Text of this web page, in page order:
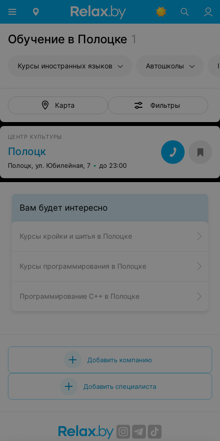
Обучение в Полоцке 1
Курсы иностранных языков Автошколы
Карта Фильтры
ЦЕНТР КУЛЬТУРЫ
Полоцк
Полоцк, ул. Юбилейная, 7 до 23:00
Вам будет интересно
Курсы кройки и шитья в Полоцке
Курсы программирования в Полоцке
Программирование С++ в Полоцке
Добавить компанию
Добавить специалиста